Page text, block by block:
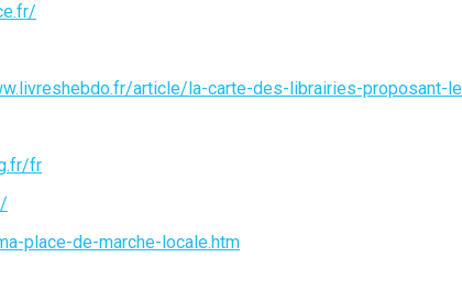
article/la-carte-des-librairies-proposant-
fr
place-de-marche-locale.htm